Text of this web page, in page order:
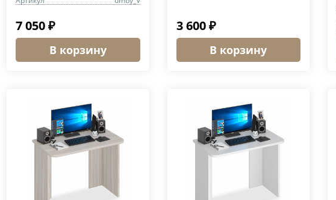
7 050 ₽
В корзину
3 600 ₽
В корзину